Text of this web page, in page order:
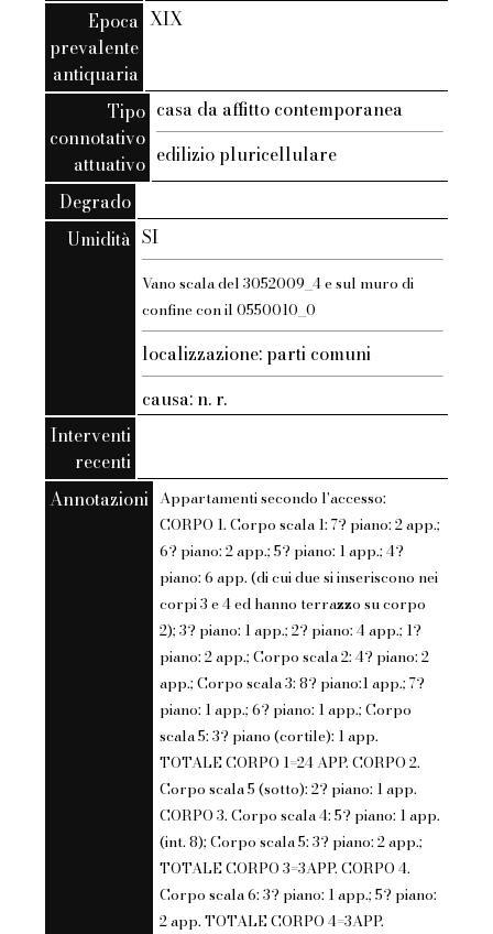
Epoca
prevalente
antiquaria
XIX
Tipo
connotativo
attuativo
casa da affitto contemporanea
edilizio pluricellulare
Degrado
Umidità SI
Vano scala del 3052009_4 e sul muro di
confine con il 0550010_0
localizzazione: parti comuni
causa: n. r.
Interventi
recenti
Annotazioni Appartamenti secondo l'accesso:
CORPO 1. Corpo scala 1: 7? piano: 2 app.;
6? piano: 2 app.; 5? piano: 1 app.; 4?
piano: 6 app. (di cui due si inseriscono nei
corpi 3 e 4 ed hanno terrazzo su corpo
2); 3? piano: 1 app.; 2? piano: 4 app.; 1?
piano: 2 app.; Corpo scala 2: 4? piano: 2
app.; Corpo scala 3: 8? piano:1 app.; 7?
piano: 1 app.; 6? piano: 1 app.; Corpo
scala 5: 3? piano (cortile): 1 app.
TOTALE CORPO 1=24 APP. CORPO 2.
Corpo scala 5 (sotto): 2? piano: 1 app.
CORPO 3. Corpo scala 4: 5? piano: 1 app.
(int. 8); Corpo scala 5: 3? piano: 2 app.;
TOTALE CORPO 3=3APP. CORPO 4.
Corpo scala 6: 3? piano: 1 app.; 5? piano:
2 app. TOTALE CORPO 4=3APP.